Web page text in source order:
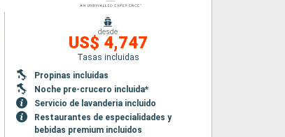
desde
US$ 4,747
Tasas incluidas
Propinas incluidas
Noche pre-crucero incluida*
Servicio de lavanderia incluido
Restaurantes de especialidades y
bebidas premium incluidos